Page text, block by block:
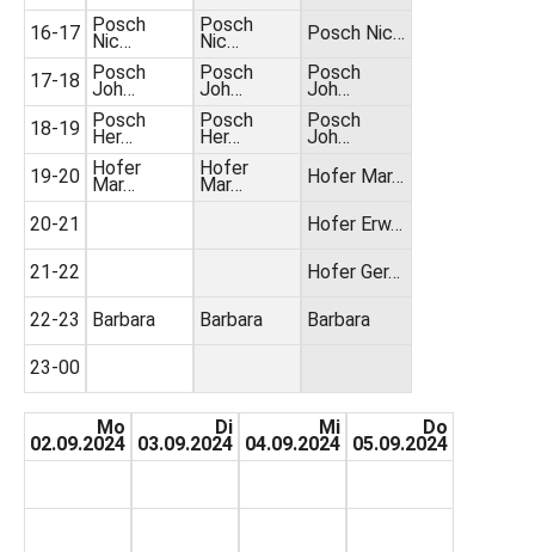
16-17
17-18
18-19
19-20
20-21
21-22
22-23
23-00
Posch
Nic…
Posch
Joh…
Posch
Her…
Hofer
Mar…
Barbara
Posch
Nic…
Posch
Joh…
Posch
Her…
Hofer
Mar…
Barbara
Posch Nic…
Posch
Joh…
Posch
Joh…
Hofer Mar…
Hofer Erw…
Hofer Ger…
Barbara
Mo
02.09.2024
Di
03.09.2024
Mi
04.09.2024
Do
05.09.2024